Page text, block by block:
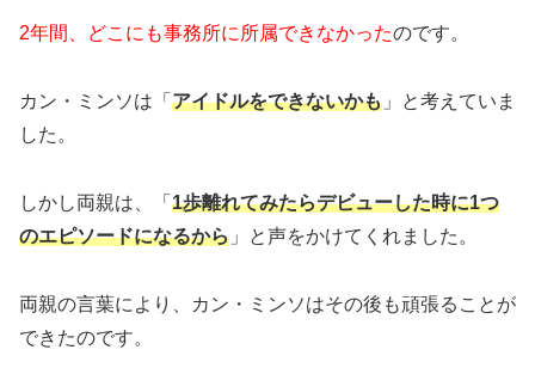
2年間、どこにも事務所に所属できなかったのです。
カン・ミンソは「 アイドルをできないかも 」と考えていま
した。
しかし両親は、「 1歩離れてみたらデビューした時に1つ
のエピソードになるから 」と声をかけてくれました。
両親の言葉により、カン・ミンソはその後も頑張ることが
できたのです。